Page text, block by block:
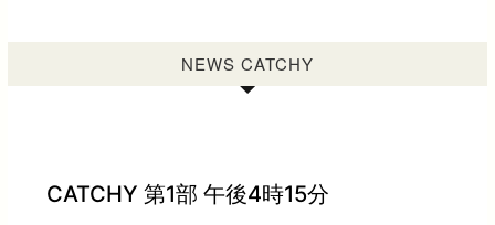
NEWS CATCHY
CATCHY 第1部 午後4時15分